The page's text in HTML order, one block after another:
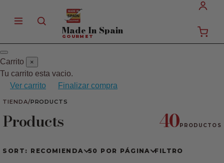
Made In Spain
GOURMET
Carrito ×
Tu carrito esta vacio.
Ver carrito
Finalizar compra
TIENDA/PRODUCTS
Products 40PRODUCTOS
SORT: RECOMIENDA 50 POR PÁGINA FILTRO